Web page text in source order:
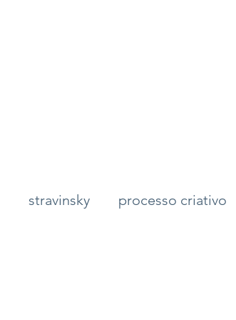
stravinsky processo criativo